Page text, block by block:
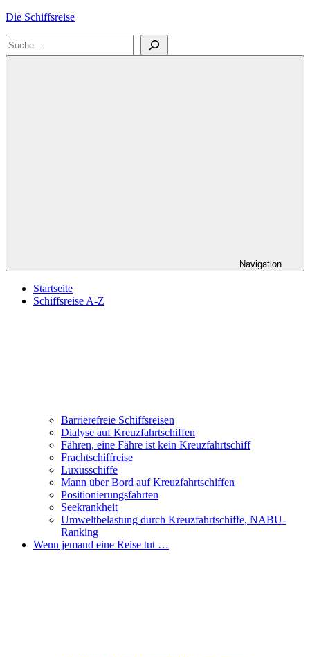
Zum
springen
Die Schiffsreise
Literatur-
Suchen
Navigation
Startseite
Schiffsreise A-Z
Barrierefreie Schiffsreisen
Dialyse auf Kreuzfahrtschiffen
Fähren, eine Fähre ist kein Kreuzfahrtschiff
Frachtschiffreise
Luxusschiffe
Mann über Bord auf Kreuzfahrtschiffen
Positionierungsfahrten
Seekrankheit
Umweltbelastung durch Kreuzfahrtschiffe, NABU-
Ranking
Wenn jemand eine Reise tut …